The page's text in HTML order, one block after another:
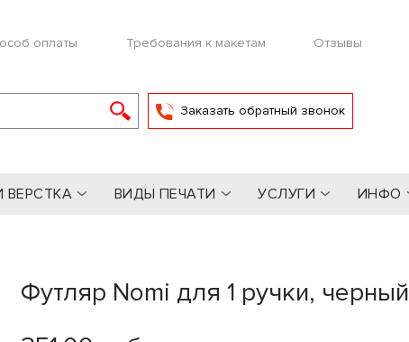
оплаты Требования к макетам Отзывы
Заказать обратный звонок
ВЕРСТКА ВИДЫ ПЕЧАТИ УСЛУГИ ИНФО
Футляр Nomi для 1 ручки, черный